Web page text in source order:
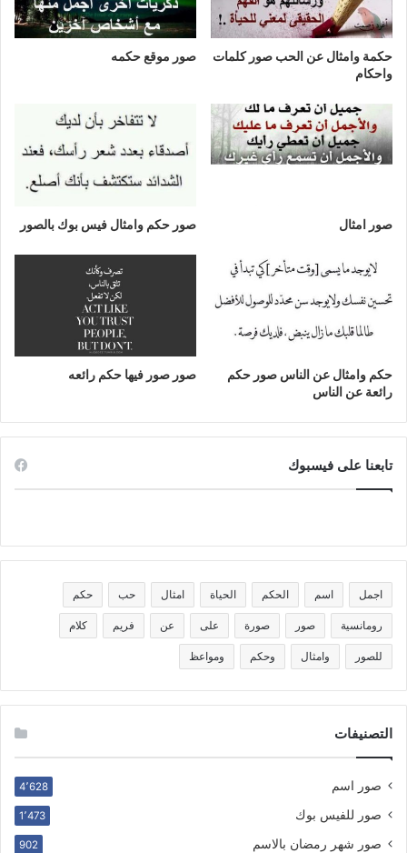
حكمة وامثال عن الحب صور كلمات
واحكام
صور موقع حكمه
صور امثال صور حكم وامثال فيس بوك بالصور
حكم وامثال عن الناس صور حكم
رائعة عن الناس
صور صور فيها حكم رائعه
تابعنا على فيسبوك
اجمل اسم الحكم الحياة امثال حب حكم
رومانسية صور صورة على عن فريم كلام
للصور وامثال وحكم ومواعظ
التصنيفات
صور اسم 4٬628
صور للفيس بوك 1٬473
صور شهر رمضان بالاسم 902